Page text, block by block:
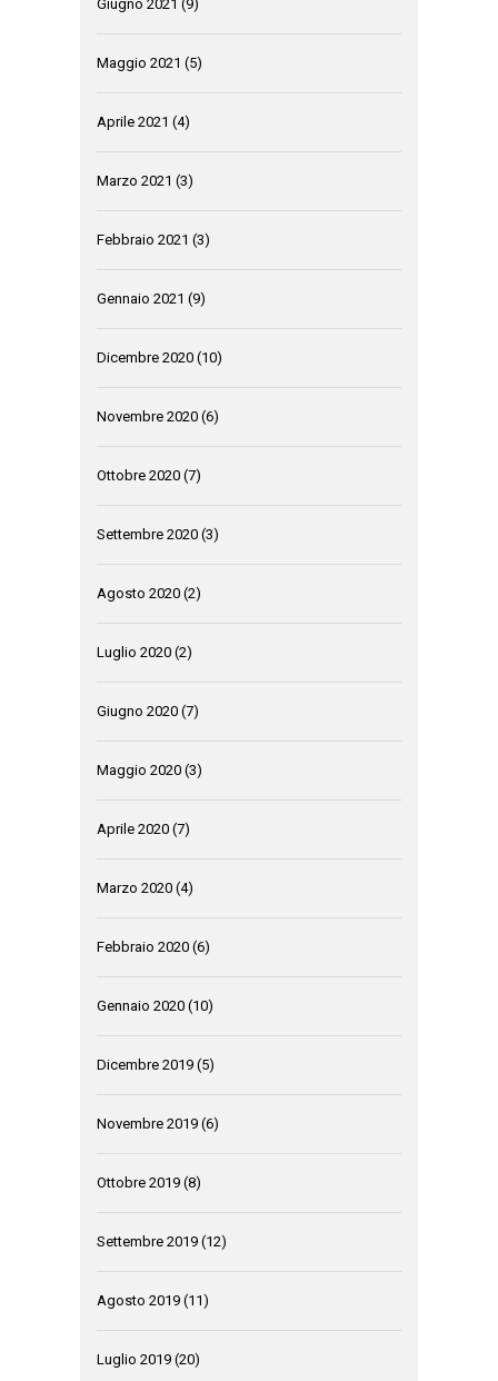
Giugno 2021 (9)
Maggio 2021 (5)
Aprile 2021 (4)
Marzo 2021 (3)
Febbraio 2021 (3)
Gennaio 2021 (9)
Dicembre 2020 (10)
Novembre 2020 (6)
Ottobre 2020 (7)
Settembre 2020 (3)
Agosto 2020 (2)
Luglio 2020 (2)
Giugno 2020 (7)
Maggio 2020 (3)
Aprile 2020 (7)
Marzo 2020 (4)
Febbraio 2020 (6)
Gennaio 2020 (10)
Dicembre 2019 (5)
Novembre 2019 (6)
Ottobre 2019 (8)
Settembre 2019 (12)
Agosto 2019 (11)
Luglio 2019 (20)